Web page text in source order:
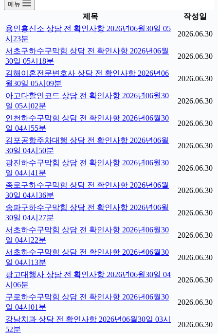
메뉴
제목
작성일
용인흥신소 상담 전 확인사항 2026년06월30일 05
시23분
2026.06.30
서초구하수구막힘 상담 전 확인사항 2026년06월
30일 05시18분
2026.06.30
김해이혼전문변호사 상담 전 확인사항 2026년06
월30일 05시09분
2026.06.30
아고다할인코드 상담 전 확인사항 2026년06월30
일 05시02분
2026.06.30
인천하수구막힘 상담 전 확인사항 2026년06월30
일 04시55분
2026.06.30
김포공항주차대행 상담 전 확인사항 2026년06월
30일 04시50분
2026.06.30
광진하수구막힘 상담 전 확인사항 2026년06월30
일 04시41분
2026.06.30
종로구하수구막힘 상담 전 확인사항 2026년06월
30일 04시36분
2026.06.30
송파구하수구막힘 상담 전 확인사항 2026년06월
30일 04시27분
2026.06.30
서초하수구막힘 상담 전 확인사항 2026년06월30
일 04시22분
2026.06.30
서초하수구막힘 상담 전 확인사항 2026년06월30
일 04시13분
2026.06.30
광고대행사 상담 전 확인사항 2026년06월30일 04
시06분
2026.06.30
구로하수구막힘 상담 전 확인사항 2026년06월30
일 04시01분
2026.06.30
강남치과 상담 전 확인사항 2026년06월30일 03시
52분
2026.06.30